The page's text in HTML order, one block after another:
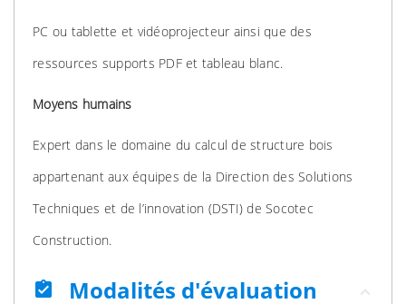
PC ou tablette et vidéoprojecteur ainsi que des
ressources supports PDF et tableau blanc.
Moyens humains
Expert dans le domaine du calcul de structure bois
appartenant aux équipes de la Direction des Solutions
Techniques et de l’innovation (DSTI) de Socotec
Construction.
assignment_turned_in Modalités d'évaluation